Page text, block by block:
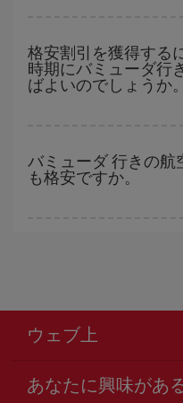
空券を見つけるためのヒント
計画です。通常の場合、でき
より格安となります。 また
格安割引を獲得する
時期にバミューダ行
ばよいのでしょうか。
空席数および格安運賃（エ
ます。 このため、
格安航空券
バミューダ 行きの航
も格安ですか。
ウェブ上
あなたに興味があ